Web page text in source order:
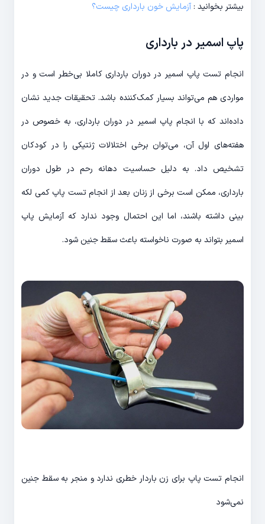
بیشتر بخوانید :آزمایش خون بارداری چیست؟
پاپ اسمیر در بارداری
انجام تست پاپ اسمیر در دوران بارداری کاملا بی‌خطر است و در
مواردی هم می‌تواند بسیار کمک‌کننده باشد. تحقیقات جدید نشان
داده‌اند که با انجام پاپ اسمیر در دوران بارداری، به خصوص در
هفته‌های اول آن، می‌توان برخی اختلالات ژنتیکی را در کودکان
تشخیص داد. به دلیل حساسیت دهانه رحم در طول دوران
بارداری، ممکن است برخی از زنان بعد از انجام تست پاپ کمی لکه
بینی داشته باشند، اما این احتمال وجود ندارد که آزمایش پاپ
اسمیر بتواند به صورت ناخواسته باعث سقط جنین شود.
انجام تست پاپ برای زن باردار خطری ندارد و منجر به سقط جنین
نمی‌شود